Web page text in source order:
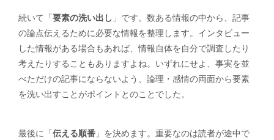
続いて「要素の洗い出し 」です。数ある情報の中から、記事
の論点伝えるために必要な情報を整理します。インタビュー
した情報がある場合もあれば、情報自体を自分で調査したり
考えたりすることもありますよね。いずれにせよ、事実を並
べただけの記事にならないよう、論理・感情の両面から要素
を洗い出すことがポイントとのことでした。
最後に「伝える順番 」を決めます。重要なのは読者が途中で